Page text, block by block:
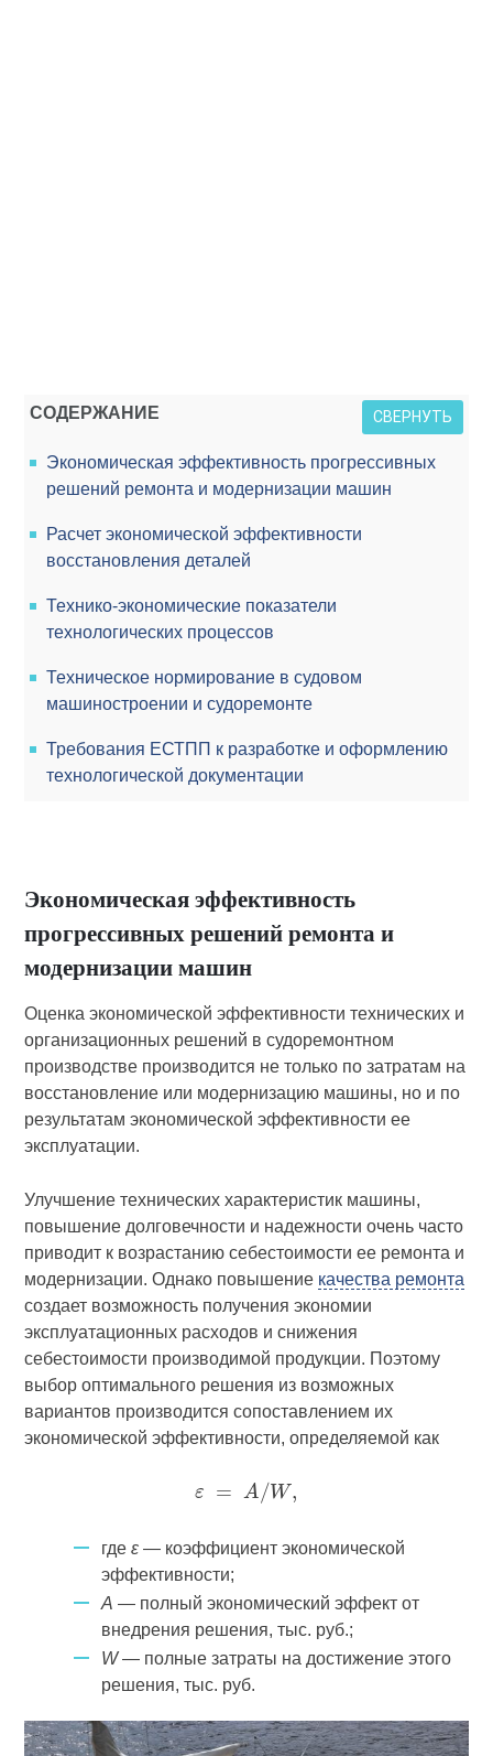
СОДЕРЖАНИЕ СВЕРНУТЬ
Экономическая эффективность прогрессивных
решений ремонта и модернизации машин
Расчет экономической эффективности
восстановления деталей
Технико-экономические показатели
технологических процессов
Техническое нормирование в судовом
машиностроении и судоремонте
Требования ЕСТПП к разработке и оформлению
технологической документации
Экономическая эффективность
прогрессивных решений ремонта и
модернизации машин
Оценка экономической эффективности технических и
организационных решений в судоремонтном
производстве производится не только по затратам на
восстановление или модернизацию машины, но и по
результатам экономической эффективности ее
эксплуатации.
Улучшение технических характеристик машины,
повышение долговечности и надежности очень часто
приводит к возрастанию себестоимости ее ремонта и
модернизации. Однако повышение качества ремонта
создает возможность получения экономии
эксплуатационных расходов и снижения
себестоимости производимой продукции. Поэтому
выбор оптимального решения из возможных
вариантов производится сопоставлением их
экономической эффективности, определяемой как
гдеε — коэффициент экономической
эффективности;
A — полный экономический эффект от
внедрения решения, тыс. руб.;
W— полные затраты на достижение этого
решения, тыс. руб.